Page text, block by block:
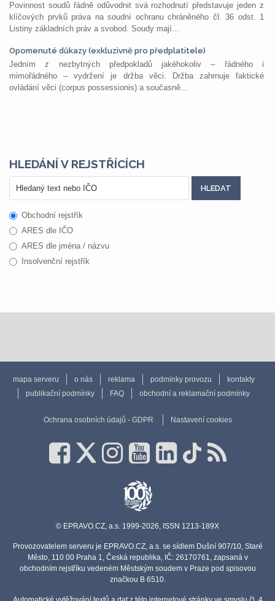
Povinnost soudů řádně odůvodnit svá rozhodnutí představuje jeden z
klíčových prvků práva na soudní ochranu chráněného čl. 36 odst. 1
Listiny základních práv a svobod. Soudy mají...
Opomenuté důkazy (exkluzivně pro předplatitele)
Jedním z nezbytných předpokladů jakéhokoliv – řádného i
mimořádného – vydržení je držba věci. Držba zahrnuje faktické
ovládání věci (corpus possessionis) a současně...
HLEDÁNÍ V REJSTŘÍCÍCH
Obchodní rejstřík
ARES dle IČO
ARES dle jména / názvu
Insolvenční rejstřík
mapa serveru o nás reklama podmínky provozu
kontakty
publikační podmínky
FAQ obchodní a reklamační podmínky
Ochrana osobních údajů - GDPR Nastavení cookies
© EPRAVO.CZ, a.s. 1999-2026, ISSN 1213-189X
Provozovatelem serveru je EPRAVO.CZ, a.s. se sídlem Dušní 907/10, Staré
Město, 110 00 Praha 1, Česká republika, IČ: 26170761, zapsaná v
obchodním rejstříku vedeném Městským soudem v Praze pod spisovou
značkou B 6510.